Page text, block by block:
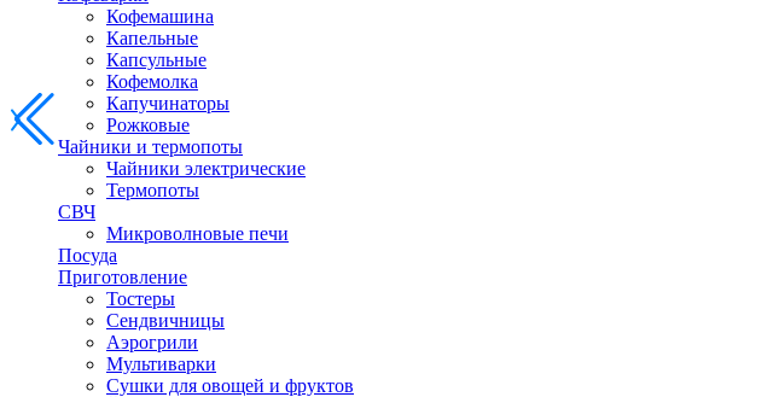
Кофемашина
Капельные
Капсульные
Кофемолка
Капучинаторы
Рожковые
Чайники и термопоты
Чайники электрические
Термопоты
СВЧ
Микроволновые печи
Посуда
Приготовление
Тостеры
Сендвичницы
Аэрогрили
Мультиварки
Сушки для овощей и фруктов